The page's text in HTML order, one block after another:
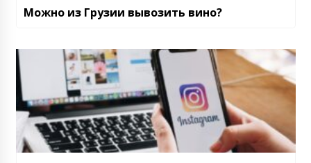
Можно из Грузии вывозить вино?